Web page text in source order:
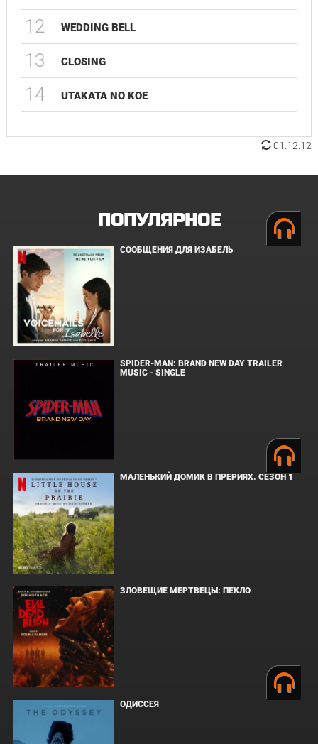
12
WEDDING BELL
13 CLOSING
14 UTAKATA NO KOE
01.12.12
ПОПУЛЯРНОЕ
СООБЩЕНИЯ ДЛЯ ИЗАБЕЛЬ
SPIDER-MAN: BRAND NEW DAY TRAILER
MUSIC - SINGLE
МАЛЕНЬКИЙ ДОМИК В ПРЕРИЯХ. СЕЗОН 1
ЗЛОВЕЩИЕ МЕРТВЕЦЫ: ПЕКЛО
ОДИССЕЯ